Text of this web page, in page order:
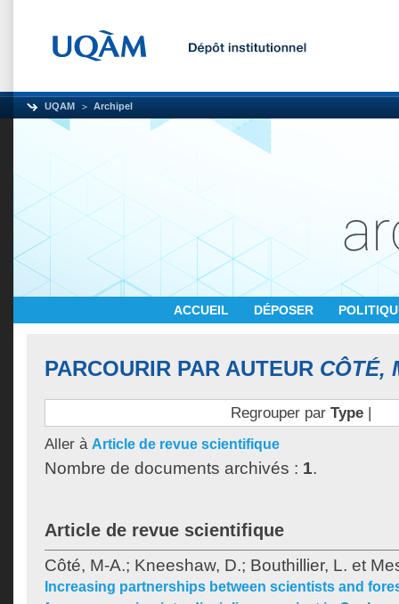
UQAM Archipel
ACCUEIL DÉPOSER
PARCOURIR PAR AUTEUR CÔTÉ,
Regrouper par Type|
Aller à Article de revue scientifique
Nombre de documents archivés : 1.
Article de revue scientifique
Côté, M-A.; Kneeshaw, D.; Bouthillier, L. et
Increasing partnerships between scientists and